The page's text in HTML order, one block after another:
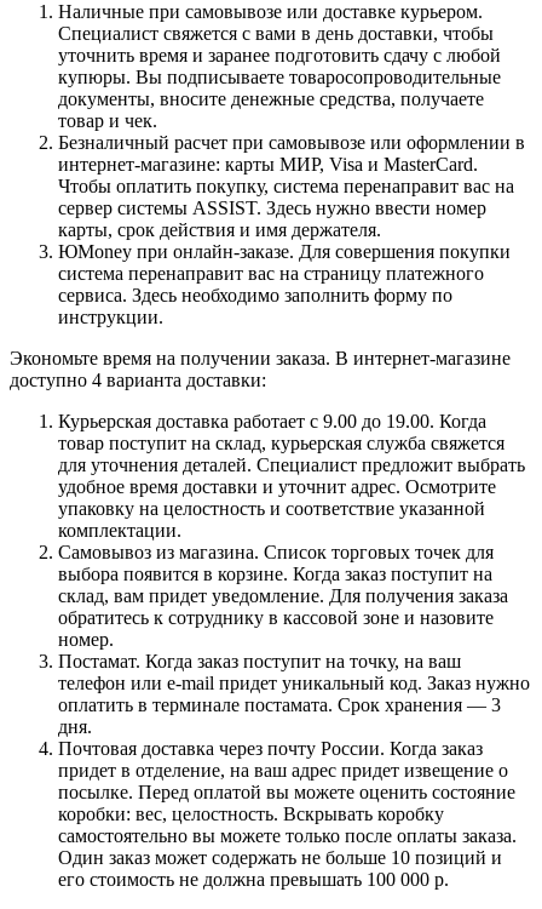
Наличные при самовывозе или доставке курьером.
Специалист свяжется с вами в день доставки, чтобы
уточнить время и заранее подготовить сдачу с любой
купюры. Вы подписываете товаросопроводительные
документы, вносите денежные средства, получаете
товар и чек.
Безналичный расчет при самовывозе или оформлении в
интернет-магазине: карты МИР, Visa и MasterCard.
Чтобы оплатить покупку, система перенаправит вас на
сервер системы ASSIST. Здесь нужно ввести номер
карты, срок действия и имя держателя.
ЮMoney при онлайн-заказе. Для совершения покупки
система перенаправит вас на страницу платежного
сервиса. Здесь необходимо заполнить форму по
инструкции.
Экономьте время на получении заказа. В интернет-магазине
доступно 4 варианта доставки:
Курьерская доставка работает с 9.00 до 19.00. Когда
товар поступит на склад, курьерская служба свяжется
для уточнения деталей. Специалист предложит выбрать
удобное время доставки и уточнит адрес. Осмотрите
упаковку на целостность и соответствие указанной
комплектации.
Самовывоз из магазина. Список торговых точек для
выбора появится в корзине. Когда заказ поступит на
склад, вам придет уведомление. Для получения заказа
обратитесь к сотруднику в кассовой зоне и назовите
номер.
Постамат. Когда заказ поступит на точку, на ваш
телефон или e-mail придет уникальный код. Заказ нужно
оплатить в терминале постамата. Срок хранения — 3
дня.
Почтовая доставка через почту России. Когда заказ
придет в отделение, на ваш адрес придет извещение о
посылке. Перед оплатой вы можете оценить состояние
коробки: вес, целостность. Вскрывать коробку
самостоятельно вы можете только после оплаты заказа.
Один заказ может содержать не больше 10 позиций и
его стоимость не должна превышать 100 000 р.